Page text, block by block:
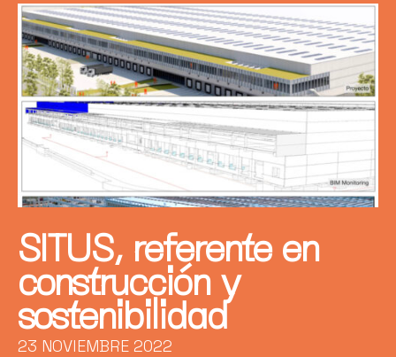
SITUS, referente en
construcción y
sostenibilidad
23 NOVIEMBRE 2022